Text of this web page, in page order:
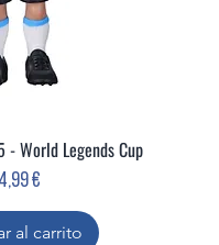
rápida
- World Legends Cup
€
al carrito